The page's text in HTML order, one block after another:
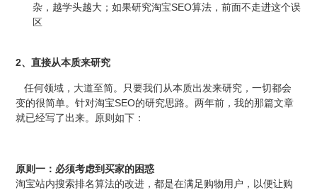
杂，越学头越大；如果研究淘宝SEO算法，前面不走进这个误
区
2、直接从本质来研究
任何领域，大道至简。只要我们从本质出发来研究，一切都会
变的很简单。针对淘宝SEO的研究思路。两年前，我的那篇文章
就已经写了出来。原则如下：
原则一：必须考虑到买家的困惑
淘宝站内搜索排名算法的改进，都是在满足购物用户，以便让购